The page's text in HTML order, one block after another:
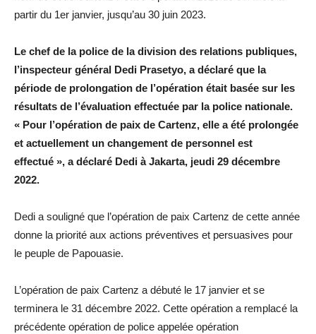
partir du 1er janvier, jusqu’au 30 juin 2023.
Le chef de la police de la division des relations publiques,
l’inspecteur général Dedi Prasetyo, a déclaré que la
période de prolongation de l’opération était basée sur les
résultats de l’évaluation effectuée par la police nationale.
« Pour l’opération de paix de Cartenz, elle a été prolongée
et actuellement un changement de personnel est
effectué », a déclaré Dedi à Jakarta, jeudi 29 décembre
2022.
Dedi a souligné que l’opération de paix Cartenz de cette année
donne la priorité aux actions préventives et persuasives pour
le peuple de Papouasie.
L’opération de paix Cartenz a débuté le 17 janvier et se
terminera le 31 décembre 2022. Cette opération a remplacé la
précédente opération de police appelée opération